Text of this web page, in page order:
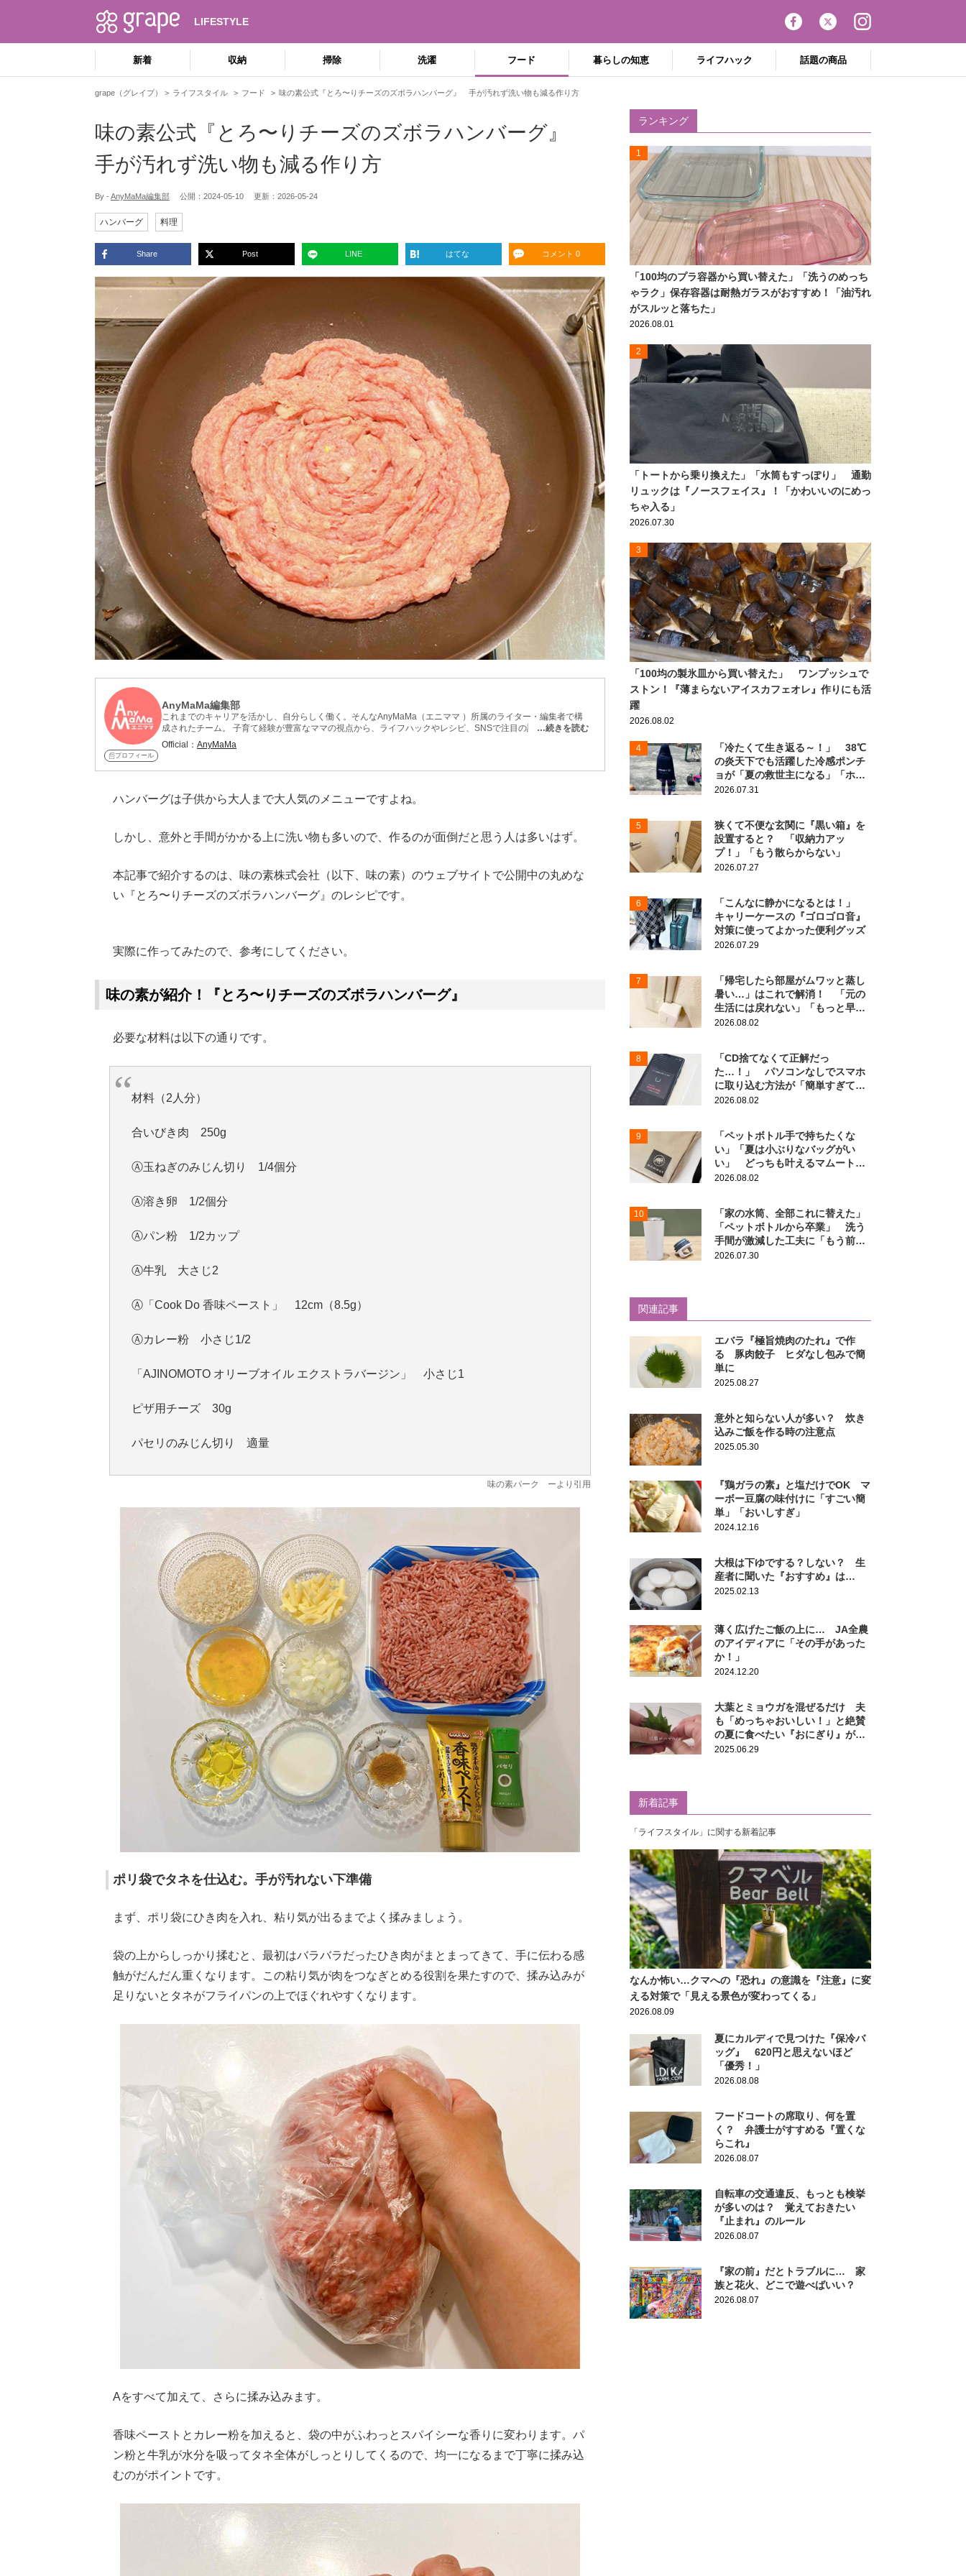
LIFESTYLE
新着 収納 掃除 洗濯 フード 暮らしの知恵 ライフハック 話題の商品
grape（グレイプ） ライフスタイル フード 味の素公式『とろ〜りチーズのズボラハンバーグ』 手が汚れず洗い物も減る作り方
味の素公式『とろ〜りチーズのズボラハンバーグ』
手が汚れず洗い物も減る作り方
By - AnyMaMa編集部 公開： 2024-05-10 更新： 2026-05-24
ハンバーグ 料理
Share Post LINE はてな コメント 0
プロフィール
AnyMaMa編集部
これまでのキャリアを活かし、自分らしく働く。そんなAnyMaMa（エニママ ）所属のライター・編集者で構
成されたチーム。 子育て経験が豊富なママの視点から、ライフハックやレシピ、SNSで注目の話題などを紹
介。実際に料理した感想や、家族の反応などもお届け。 忙しい毎日でも取り入れやすく、役立つ情報を発信
中。
…続きを読む
Official： AnyMaMa
ハンバーグは子供から大人まで大人気のメニューですよね。
しかし、意外と手間がかかる上に洗い物も多いので、作るのが面倒だと思う人は多いはず。
本記事で紹介するのは、味の素株式会社（以下、味の素）のウェブサイトで公開中の丸めな
い『とろ〜りチーズのズボラハンバーグ』のレシピです。
実際に作ってみたので、参考にしてください。
味の素が紹介！『とろ〜りチーズのズボラハンバーグ』
必要な材料は以下の通りです。
材料（2人分）
合いびき肉 250g
Ⓐ玉ねぎのみじん切り 1/4個分
Ⓐ溶き卵 1/2個分
Ⓐパン粉 1/2カップ
Ⓐ牛乳 大さじ2
Ⓐ「Cook Do 香味ペースト」 12cm（8.5g）
Ⓐカレー粉 小さじ1/2
「AJINOMOTO オリーブオイル エクストラバージン」 小さじ1
ピザ用チーズ 30g
パセリのみじん切り 適量
味の素パーク ーより引用
ポリ袋でタネを仕込む。手が汚れない下準備
まず、ポリ袋にひき肉を入れ、粘り気が出るまでよく揉みましょう。
袋の上からしっかり揉むと、最初はバラバラだったひき肉がまとまってきて、手に伝わる感
触がだんだん重くなります。この粘り気が肉をつなぎとめる役割を果たすので、揉み込みが
足りないとタネがフライパンの上でほぐれやすくなります。
Aをすべて加えて、さらに揉み込みます。
香味ペーストとカレー粉を加えると、袋の中がふわっとスパイシーな香りに変わります。パ
ン粉と牛乳が水分を吸ってタネ全体がしっとりしてくるので、均一になるまで丁寧に揉み込
むのがポイントです。
ランキング
1
「100均のプラ容器から買い替えた」「洗うのめっち
ゃラク」保存容器は耐熱ガラスがおすすめ！「油汚れ
がスルッと落ちた」
2026.08.01
2
「トートから乗り換えた」「水筒もすっぽり」 通勤
リュックは『ノースフェイス』！「かわいいのにめっ
ちゃ入る」
2026.07.30
3
「100均の製氷皿から買い替えた」 ワンプッシュで
ストン！『薄まらないアイスカフェオレ』作りにも活
躍
2026.08.02
4
「冷たくて生き返る～！」 38℃
の炎天下でも活躍した冷感ポンチ
ョが「夏の救世主になる」「ホン
ト買ってよかった」
2026.07.31
5
狭くて不便な玄関に『黒い箱』を
設置すると？ 「収納力アッ
プ！」「もう散らからない」
2026.07.27
6
「こんなに静かになるとは！」
キャリーケースの『ゴロゴロ音』
対策に使ってよかった便利グッズ
2026.07.29
7
「帰宅したら部屋がムワッと蒸し
暑い…」はこれで解消！ 「元の
生活には戻れない」「もっと早く
知りたかった」
2026.08.02
8
「CD捨てなくて正解だっ
た…！」 パソコンなしでスマホ
に取り込む方法が「簡単すぎて拍
子抜け」「この曲聴きたかった
2026.08.02
9
「ペットボトル手で持ちたくな
い」「夏は小ぶりなバッグがい
い」 どっちも叶えるマムートの
ポーチがこちら！
2026.08.02
10
「家の水筒、全部これに替えた」
「ペットボトルから卒業」 洗う
手間が激減した工夫に「もう前の
に戻れない！」
2026.07.30
関連記事
エバラ『極旨焼肉のたれ』で作
る 豚肉餃子 ヒダなし包みで簡
単に
2025.08.27
意外と知らない人が多い？ 炊き
込みご飯を作る時の注意点
2025.05.30
『鶏ガラの素』と塩だけでOK マ
ーボー豆腐の味付けに「すごい簡
単」「おいしすぎ」
2024.12.16
大根は下ゆでする？しない？ 生
産者に聞いた『おすすめ』は…
2025.02.13
薄く広げたご飯の上に… JA全農
のアイディアに「その手があった
か！」
2024.12.20
大葉とミョウガを混ぜるだけ 夫
も「めっちゃおいしい！」と絶賛
の夏に食べたい『おにぎり』がこ
ちら
2025.06.29
新着記事
「ライフスタイル」に関する新着記事
なんか怖い…クマへの『恐れ』の意識を『注意』に変
える対策で「見える景色が変わってくる」
2026.08.09
夏にカルディで見つけた『保冷バ
ッグ』 620円と思えないほど
「優秀！」
2026.08.08
フードコートの席取り、何を置
く？ 弁護士がすすめる『置くな
らこれ』
2026.08.07
自転車の交通違反、もっとも検挙
が多いのは？ 覚えておきたい
『止まれ』のルール
2026.08.07
『家の前』だとトラブルに… 家
族と花火、どこで遊べばいい？
2026.08.07